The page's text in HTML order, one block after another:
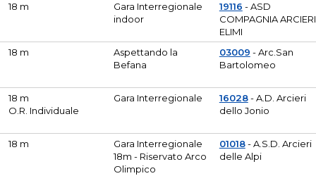
18 m
Gara Interregionale
indoor
19116 - ASD
COMPAGNIA ARCIERI
ELIMI
18 m
Aspettando la
Befana
03009 - Arc.San
Bartolomeo
18 m
O.R. Individuale
Gara Interregionale 16028- A.D. Arcieri
dello Jonio
18 m
Gara Interregionale
18m - Riservato Arco
Olimpico
01018- A.S.D. Arcieri
delle Alpi